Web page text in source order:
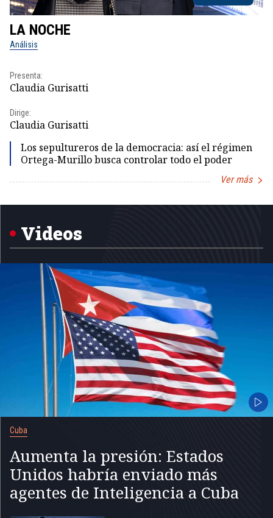
LA NOCHE
Análisis
Presenta:
Claudia Gurisatti
Dirige:
Claudia Gurisatti
Los sepultureros de la democracia: así el régimen
Ortega-Murillo busca controlar todo el poder
Ver más
1
Videos
Cuba
Aumenta la presión: Estados
Unidos habría enviado más
agentes de Inteligencia a Cuba